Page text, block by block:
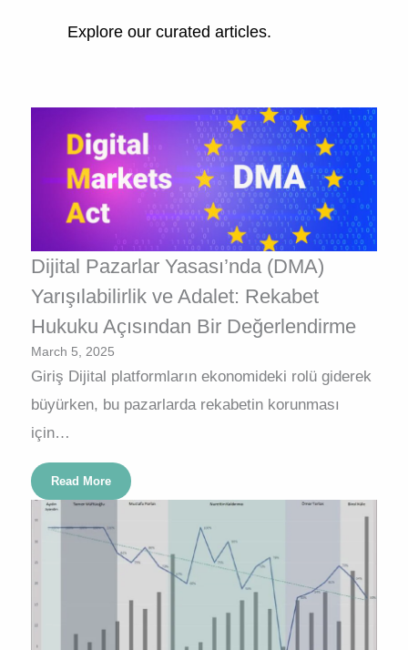
Explore our curated articles.
Dijital Pazarlar Yasası’nda (DMA)
Yarışılabilirlik ve Adalet: Rekabet
Hukuku Açısından Bir Değerlendirme
March 5, 2025
Giriş Dijital platformların ekonomideki rolü giderek
büyürken, bu pazarlarda rekabetin korunması
için…
Read More